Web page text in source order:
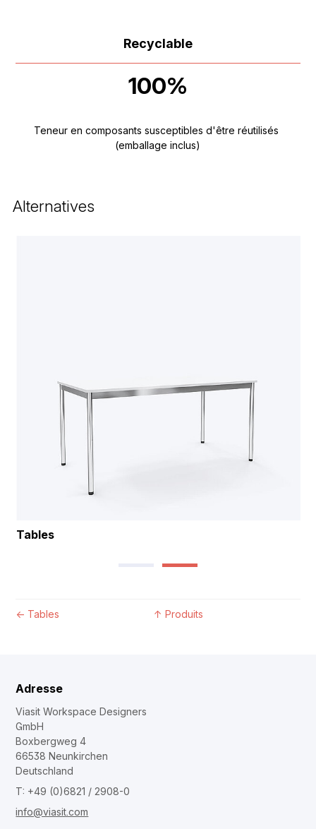
Recyclable
100%
Teneur en composants susceptibles d'être réutilisés
(emballage inclus)
Alternatives
Tables
← Tables ↑ Produits
Adresse
Viasit Workspace Designers
GmbH
Boxbergweg 4
66538 Neunkirchen
Deutschland
T: +49 (0)6821 / 2908-0
info@viasit.com